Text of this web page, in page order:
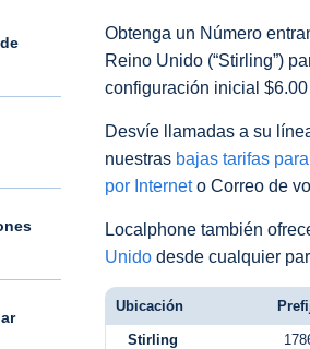
Obtenga un Número
Reino Unido (“Stirling”)
configuración inicial
Desvíe llamadas a su
nuestras bajas tarifas
por Interneto Correo de
Localphone también
Unido desde cualquier
Ubicación
Stirling